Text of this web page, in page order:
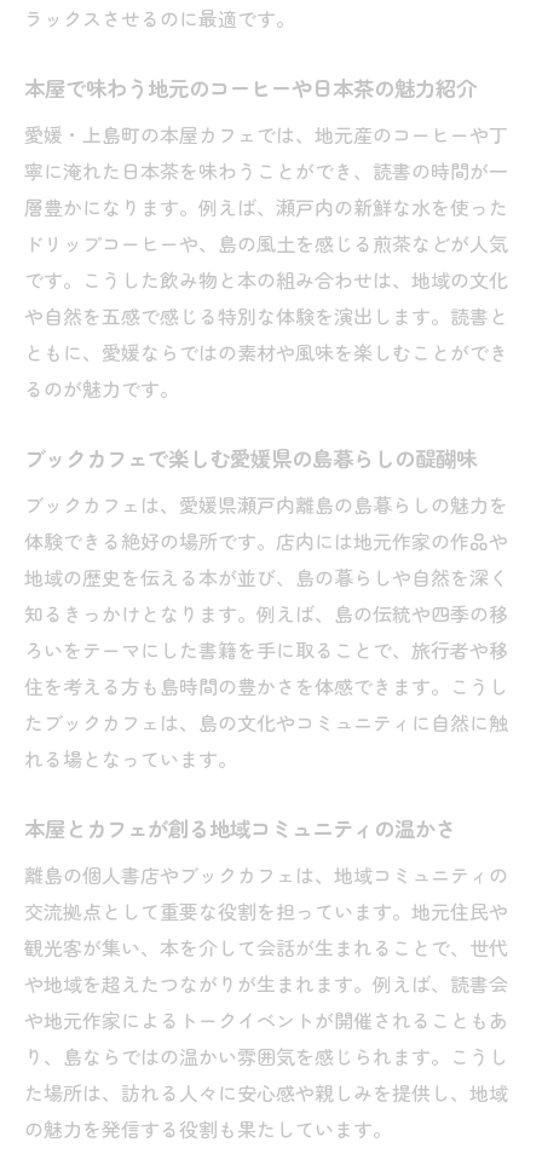
ラックスさせるのに最適です。
本屋で味わう地元のコーヒーや日本茶の魅力紹介
愛媛・上島町の本屋カフェでは、地元産のコーヒーや丁
寧に淹れた日本茶を味わうことができ、読書の時間が一
層豊かになります。例えば、瀬戸内の新鮮な水を使った
ドリップコーヒーや、島の風土を感じる煎茶などが人気
です。こうした飲み物と本の組み合わせは、地域の文化
や自然を五感で感じる特別な体験を演出します。読書と
ともに、愛媛ならではの素材や風味を楽しむことができ
るのが魅力です。
ブックカフェで楽しむ愛媛県の島暮らしの醍醐味
ブックカフェは、愛媛県瀬戸内離島の島暮らしの魅力を
体験できる絶好の場所です。店内には地元作家の作品や
地域の歴史を伝える本が並び、島の暮らしや自然を深く
知るきっかけとなります。例えば、島の伝統や四季の移
ろいをテーマにした書籍を手に取ることで、旅行者や移
住を考える方も島時間の豊かさを体感できます。こうし
たブックカフェは、島の文化やコミュニティに自然に触
れる場となっています。
本屋とカフェが創る地域コミュニティの温かさ
離島の個人書店やブックカフェは、地域コミュニティの
交流拠点として重要な役割を担っています。地元住民や
観光客が集い、本を介して会話が生まれることで、世代
や地域を超えたつながりが生まれます。例えば、読書会
や地元作家によるトークイベントが開催されることもあ
り、島ならではの温かい雰囲気を感じられます。こうし
た場所は、訪れる人々に安心感や親しみを提供し、地域
の魅力を発信する役割も果たしています。